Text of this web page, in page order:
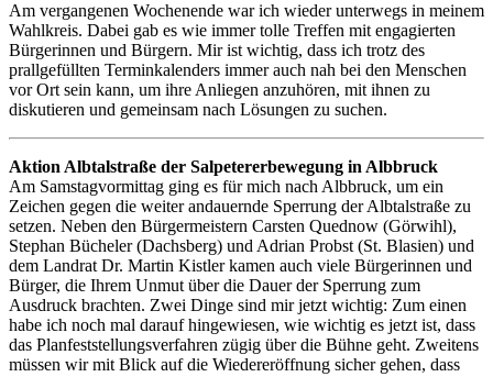
Am vergangenen Wochenende war ich wieder unterwegs in meinem
Wahlkreis. Dabei gab es wie immer tolle Treffen mit engagierten
Bürgerinnen und Bürgern. Mir ist wichtig, dass ich trotz des
prallgefüllten Terminkalenders immer auch nah bei den Menschen
vor Ort sein kann, um ihre Anliegen anzuhören, mit ihnen zu
diskutieren und gemeinsam nach Lösungen zu suchen.
Aktion Albtalstraße der Salpetererbewegung in Albbruck
Am Samstagvormittag ging es für mich nach Albbruck, um ein
Zeichen gegen die weiter andauernde Sperrung der Albtalstraße zu
setzen. Neben den Bürgermeistern Carsten Quednow (Görwihl),
Stephan Bücheler (Dachsberg) und Adrian Probst (St. Blasien) und
dem Landrat Dr. Martin Kistler kamen auch viele Bürgerinnen und
Bürger, die Ihrem Unmut über die Dauer der Sperrung zum
Ausdruck brachten. Zwei Dinge sind mir jetzt wichtig: Zum einen
habe ich noch mal darauf hingewiesen, wie wichtig es jetzt ist, dass
das Planfeststellungsverfahren zügig über die Bühne geht. Zweitens
müssen wir mit Blick auf die Wiedereröffnung sicher gehen, dass